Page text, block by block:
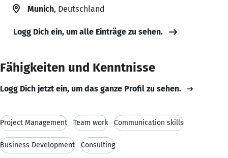
Munich, Deutschland
Logg Dich ein, um alle Einträge zu sehen.
Fähigkeiten und Kenntnisse
Logg Dich jetzt ein, um das ganze Profil zu sehen.
Project Management Team work Communication skills
Business Development Consulting